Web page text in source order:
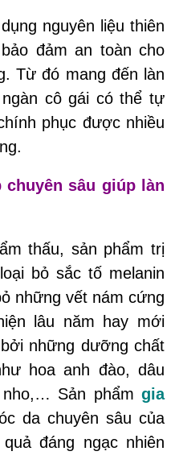
nguyên liệu thiên
đảm an toàn cho
Từ đó mang đến làn
cô gái có thể tự
phục được nhiều
sâu giúp làn
thấu, sản phẩm trị
bỏ sắc tố melanin
những vết nám cứng
lâu năm hay mới
những dưỡng chất
hoa anh đào, dâu
Sản phẩm gia
da chuyên sâu của
đáng ngạc nhiên